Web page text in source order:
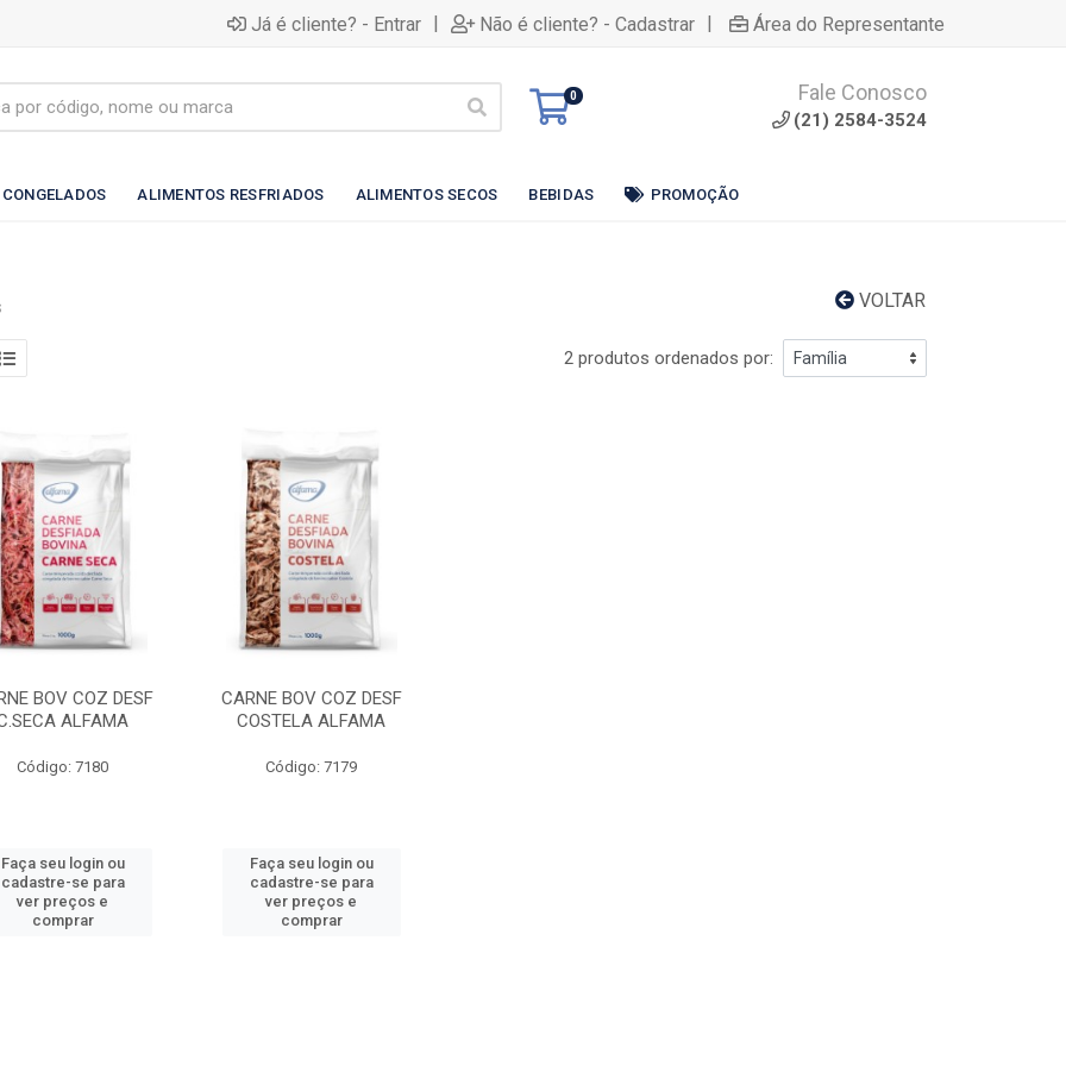
Já é cliente? - Entrar | Não é cliente? - Cadastrar | Área do Representante
0 Fale Conosco
(21) 2584-3524
ALIMENTOS RESFRIADOS ALIMENTOS SECOS BEBIDAS PROMOÇÃO
VOLTAR
2 produtos ordenados por:
BOV COZ DESF
ALFAMA
Código: 7180
Faça seu login ou
cadastre-se para
ver preços e
comprar
CARNE BOV COZ DESF
COSTELA ALFAMA
Código: 7179
Faça seu login ou
cadastre-se para
ver preços e
comprar